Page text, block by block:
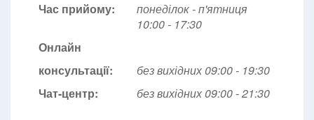
Час прийому:
понеділок - п'ятниця
10:00 - 17:30
Онлайн
консультації:
без вихідних 09:00 - 19:30
Чат-центр:
без вихідних 09:00 - 21:30